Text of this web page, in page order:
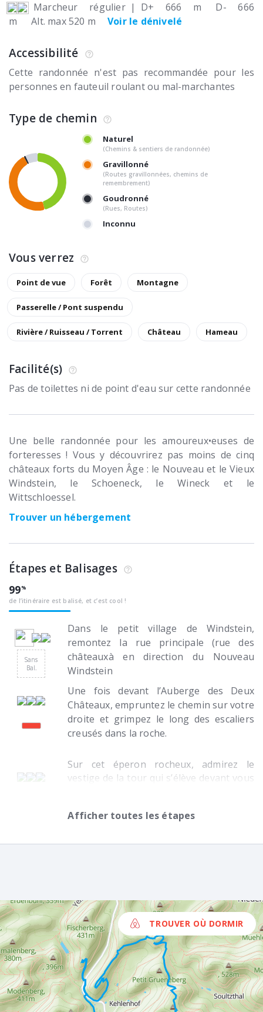
Marcheur régulier | D+ 666 m
D- 666
m
Alt. max 520 m Voir le dénivelé
Accessibilité
Cette randonnée n'est pas recommandée pour les
personnes en fauteuil roulant ou mal-marchantes
Type de chemin
Naturel
(Chemins & sentiers de randonnée)
Gravillonné
(Routes gravillonnées, chemins de
remembrement)
Goudronné
(Rues, Routes)
Inconnu
Vous verrez
Point de vue Forêt Montagne
Passerelle / Pont suspendu
Rivière / Ruisseau / Torrent Château Hameau
Facilité(s)
Pas de toilettes ni de point d'eau sur cette randonnée
Une belle randonnée pour les amoureux•euses de
forteresses ! Vous y découvrirez pas moins de cinq
châteaux forts du Moyen Âge : le Nouveau et le Vieux
Windstein, le Schoeneck, le Wineck et le
Wittschloessel.
Trouver un hébergement
Étapes et Balisages
99
de l’itinéraire est balisé, et c’est cool !
Sans
Bal.
Dans le petit village de Windstein,
remontez la rue principale (rue des
châteauxà en direction du Nouveau
Windstein
Une fois devant l’Auberge des Deux
Châteaux, empruntez le chemin sur votre
droite et grimpez le long des escaliers
creusés dans la roche.
Afficher toutes les étapes
Sur cet éperon rocheux, admirez le
vestige de la tour qui s’élève devant vous
TROUVER OÙ DORMIR